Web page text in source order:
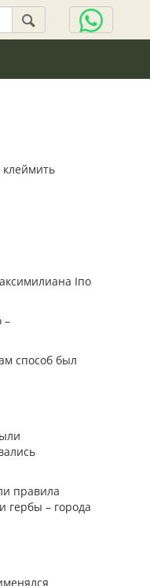
Iпо
–
способ был
правила
гербы – города